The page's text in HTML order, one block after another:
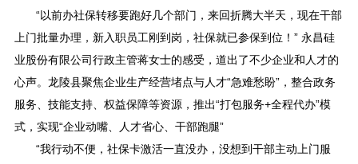
“以前办社保转移要跑好几个部门，来回折腾大半天，现在干部
上门批量办理，新入职员工刚到岗，社保就已参保到位！” 永昌硅
业股份有限公司行政主管蒋女士的感受，道出了不少企业和人才的
心声。龙陵县聚焦企业生产经营堵点与人才“急难愁盼”，整合政务
服务、技能支持、权益保障等资源，推出“打包服务+全程代办”模
式，实现“企业动嘴、人才省心、干部跑腿”
“我行动不便，社保卡激活一直没办，没想到干部主动上门服